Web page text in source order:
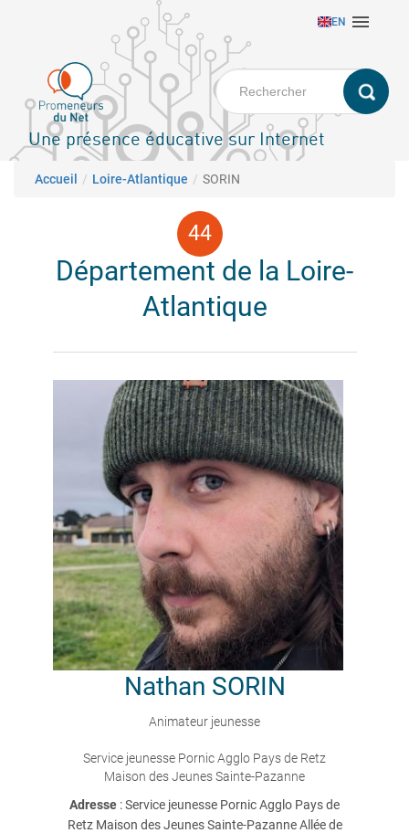
principal
EN 
Une présence éducative sur Internet
Fil d'Ariane
Accueil Loire-Atlantique SORIN
Département de la Loire-
Atlantique
Nathan SORIN
Animateur jeunesse
Service jeunesse Pornic Agglo Pays de Retz
Maison des Jeunes Sainte-Pazanne
Adresse : Service jeunesse Pornic Agglo Pays de
Retz Maison des Jeunes Sainte-Pazanne Allée de